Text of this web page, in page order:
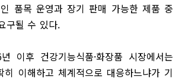
품목 운영과 장기 판매 가능한 제품 중
구될 수 있다.
이후 건강기능식품·화장품 시장에서는
히 이해하고 체계적으로 대응하느냐가 기